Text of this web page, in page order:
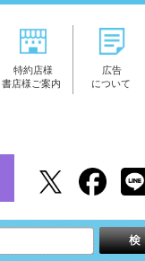
特約店様
書店様ご案内
広告
について